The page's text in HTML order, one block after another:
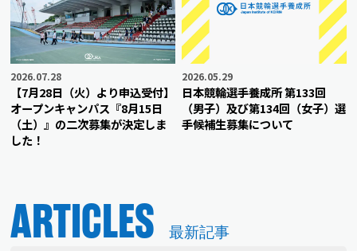
2026.07.28
【7月28日（火）より申込受付】
オープンキャンパス『8月15日
（土）』の二次募集が決定しま
した！
2026.05.29
日本競輪選手養成所 第133回
（男子）及び第134回（女子）選
手候補生募集について
ARTICLES 最新記事